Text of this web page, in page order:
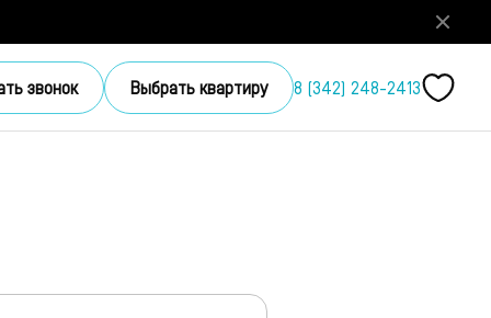
звонок Выбрать квартиру 8 (342) 248-2413